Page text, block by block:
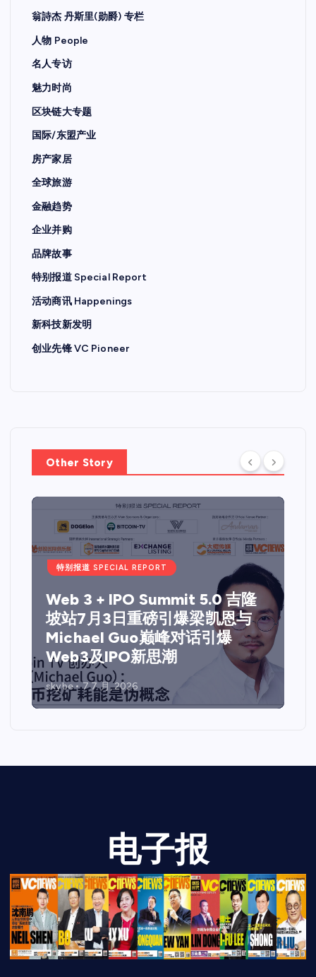
翁詩杰 丹斯里(勋爵) 专栏
人物 People
名人专访
魅力时尚
区块链大专题
国际/东盟产业
房产家居
全球旅游
金融趋势
企业并购
品牌故事
特别报道 Special Report
活动商讯 Happenings
新科技新发明
创业先锋 VC Pioneer
Other Story
特别报道 SPECIAL REPORT
Web 3 + IPO Summit 5.0 吉隆
坡站7月3日重磅引爆梁凯恩与
Michael Guo巅峰对话引爆
Web3及IPO新思潮
skybe 7 7 月, 2026
电子报